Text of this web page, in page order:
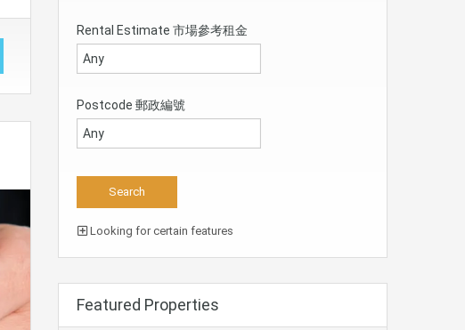
Rental Estimate 市場參考租金
Postcode 郵政編號
Looking for certain features
Featured Properties